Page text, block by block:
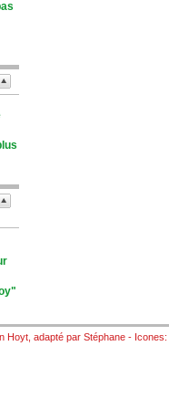
Hoyt , adapté par Stéphane - Icones: